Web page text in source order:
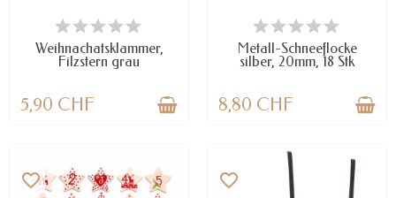
VERFÜGBAR
Weihnachatsklammer,
Filzstern grau
5,90 CHF
VERFÜGBAR
Metall-Schneeflocke
silber, 20mm, 18 Stk
8,80 CHF
favorite_border favorite_border